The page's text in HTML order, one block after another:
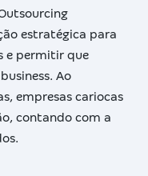
estratégica para
e permitir que
Ao
empresas cariocas
contando com a